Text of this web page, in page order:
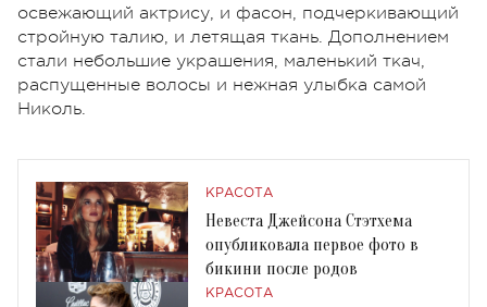
освежающий актрису, и фасон, подчеркивающий
стройную талию, и летящая ткань. Дополнением
стали небольшие украшения, маленький ткач,
распущенные волосы и нежная улыбка самой
Николь.
КРАСОТА
Невеста Джейсона Стэтхема
опубликовала первое фото в
бикини после родов
КРАСОТА